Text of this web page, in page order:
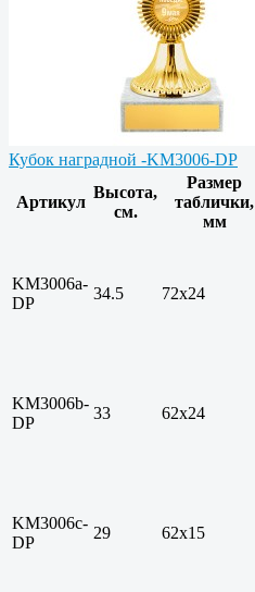
Кубок наградной -KM3006-DP
Артикул
Высота,
см.
Размер
таблички,
мм
KM3006a-
DP
34.5 72х24
KM3006b-
DP
33 62х24
KM3006c-
DP
29 62х15